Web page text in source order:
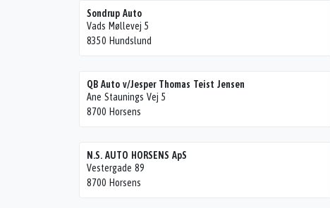
Sondrup Auto
Vads Møllevej 5
8350 Hundslund
QB Auto v/Jesper Thomas Teist Jensen
Ane Staunings Vej 5
8700 Horsens
N.S. AUTO HORSENS ApS
Vestergade 89
8700 Horsens